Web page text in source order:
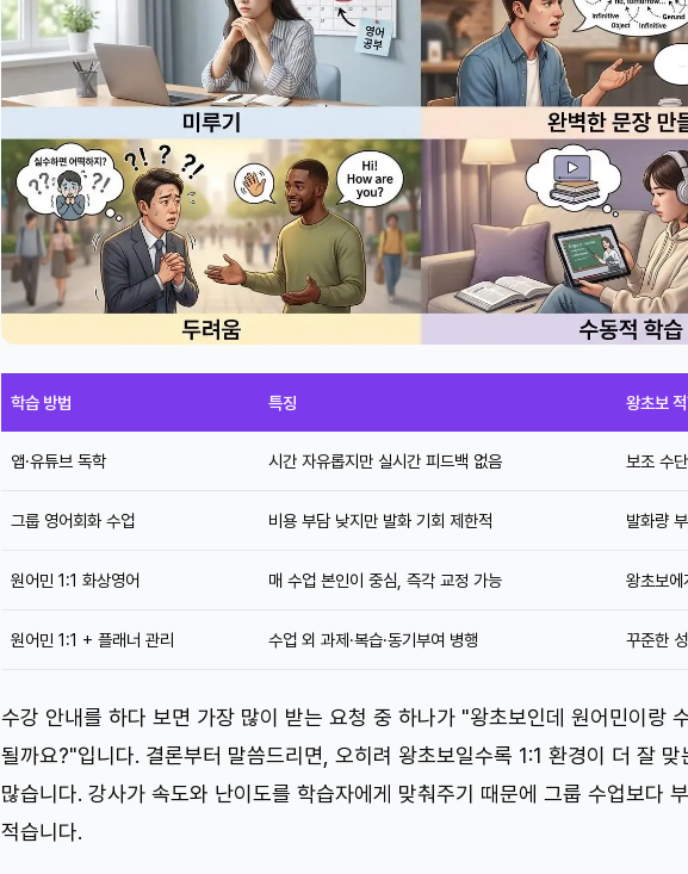
학습 방법 특징 왕초보
앱·유튜브 독학 시간 자유롭지만 실시간 피드백 없음 보조 수
그룹 영어회화 수업 비용 부담 낮지만 발화 기회 제한적 발화량
원어민 1:1 화상영어 매 수업 본인이 중심, 즉각 교정 가능 왕초보에
원어민 1:1 + 플래너 관리 수업 외 과제·복습·동기부여 병행 꾸준한
수강 안내를 하다 보면 가장 많이 받는 요청 중 하나가 "왕초보인데 원어민이랑
될까요?"입니다. 결론부터 말씀드리면, 오히려 왕초보일수록 1:1 환경이 더 잘 맞
많습니다. 강사가 속도와 난이도를 학습자에게 맞춰주기 때문에 그룹 수업보다
적습니다.